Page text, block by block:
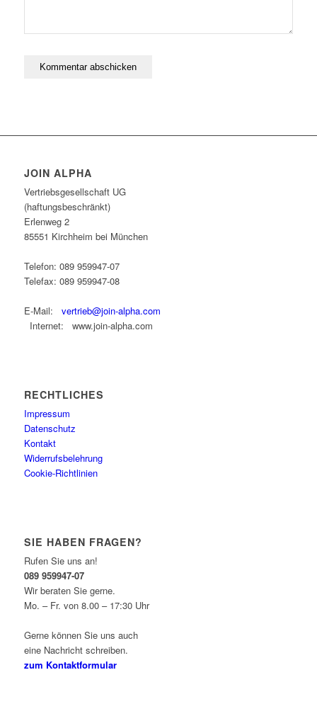
JOIN ALPHA
Vertriebsgesellschaft UG
(haftungsbeschränkt)
Erlenweg 2
85551 Kirchheim bei München
Telefon: 089 959947-07
Telefax: 089 959947-08
E-Mail: vertrieb@join-alpha.com
Internet: www.join-alpha.com
RECHTLICHES
Impressum
Datenschutz
Kontakt
Widerrufsbelehrung
Cookie-Richtlinien
SIE HABEN FRAGEN?
Rufen Sie uns an!
089 959947-07
Wir beraten Sie gerne.
Mo. – Fr. von 8.00 – 17:30 Uhr
Gerne können Sie uns auch
eine Nachricht schreiben.
zum Kontaktformular